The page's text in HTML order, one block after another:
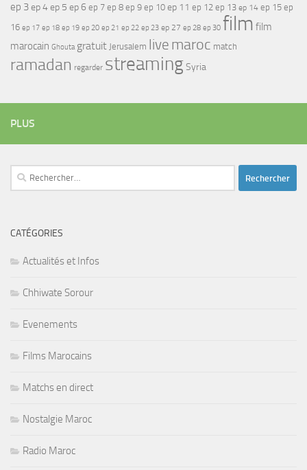
ep 3ep 4ep 5 ep 6 ep 7 ep 8 ep 9 ep 10 ep 11 ep 12 ep 13 ep 14 ep 15 ep
16 ep 17 ep 18 ep 19 ep 20 ep 21 ep 22 ep 23 ep 27 ep 28 ep 30 film film
marocain Ghouta gratuit Jerusalem live maroc match
ramadan regarder streamingSyria
PLUS
Rechercher :
CATÉGORIES
Actualités et Infos
Chhiwate Sorour
Evenements
Films Marocains
Matchs en direct
Nostalgie Maroc
Radio Maroc